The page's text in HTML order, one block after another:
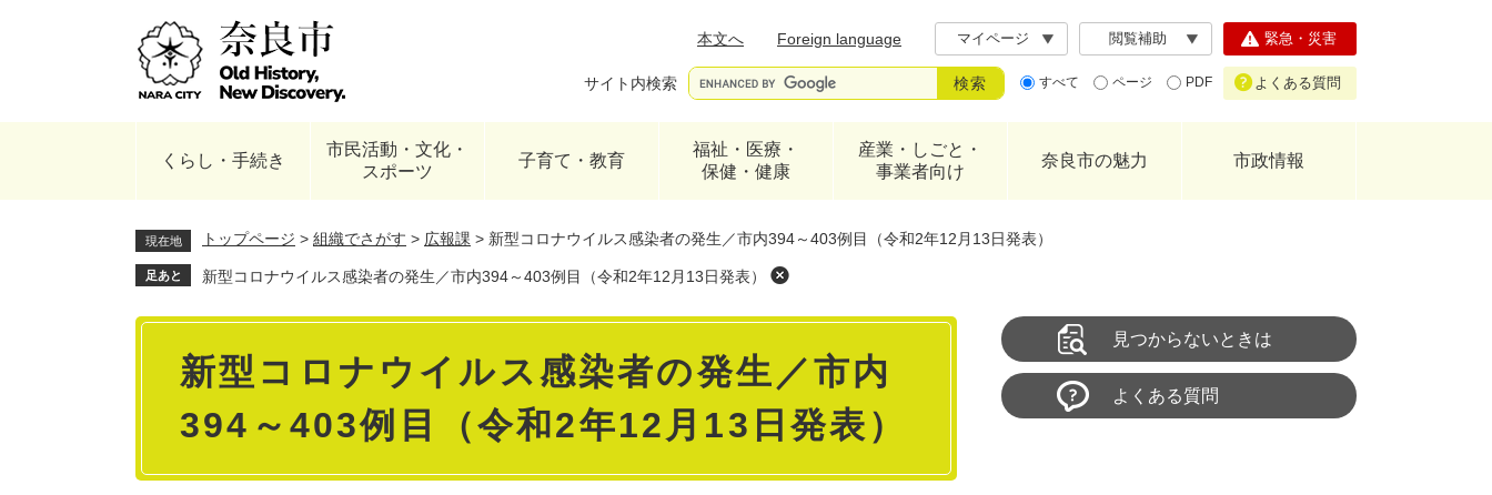
本文へ
Foreign language マイページ 閲覧補助
サイト内検索 すべて ページ PDF
緊急・災害
よくある質問
くらし・手続き
市民活動・文化・
スポーツ
子育て・教育
福祉・医療・
保健・健康
産業・しごと・
事業者向け
奈良市の魅力 市政情報
現在地 トップページ > 組織でさがす > 広報課 > 新型コロナウイルス感染者の発生／市内394～403例目（令和2年12月13日発表）
足あと 新型コロナウイルス感染者の発生／市内394～403例目（令和2年12月13日発表）
本
新型コロナウイルス感染者の発生／市内
394～403例目（令和2年12月13日発表）
見つからないときは
よくある質問